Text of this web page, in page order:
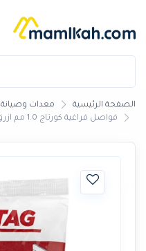
الصفحة الرئيسية معدات وصيانة
فواصل فراغية كورتاج 1.0 مم ازرق اللون